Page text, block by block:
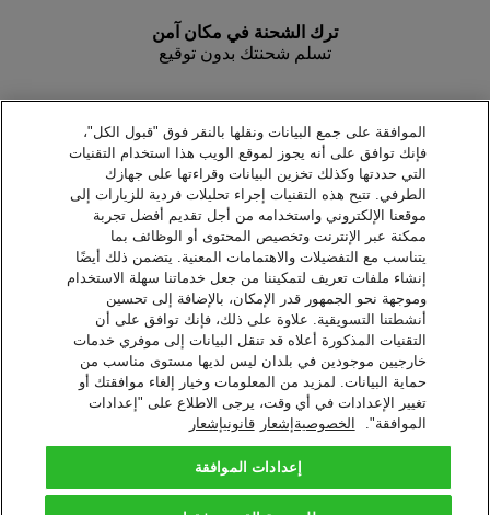
ترك الشحنة في مكان آمن
تسلم شحنتك بدون توقيع
ترك الشحنة من الجار أو الحارس
إترك شحنتك مع شخص معين
مركز خدمة دي إتش ال أو خزانة
إستلم شحنتك من أقرب مركز خدمة دي إتش ال أو خزانة
عنوان آخر
أرسل شحنتك لعنوان آخر جديد
حفظ للعطلة
سنحتفظ بشحنتك أثناء غيابك في عطلتك
يمكنك إدارة شحناتك مع خدمة التوصيل عند الطلب.
العودة إلى الأعلى
الموافقة على جمع البيانات ونقلها بالنقر فوق "قبول الكل"،
فإنك توافق على أنه يجوز لموقع الويب هذا استخدام التقنيات
التي حددتها وكذلك تخزين البيانات وقراءتها على جهازك
الطرفي. تتيح هذه التقنيات إجراء تحليلات فردية للزيارات إلى
موقعنا الإلكتروني واستخدامه من أجل تقديم أفضل تجربة
ممكنة عبر الإنترنت وتخصيص المحتوى أو الوظائف بما
يتناسب مع التفضيلات والاهتمامات المعنية. يتضمن ذلك أيضًا
إنشاء ملفات تعريف لتمكيننا من جعل خدماتنا سهلة الاستخدام
وموجهة نحو الجمهور قدر الإمكان، بالإضافة إلى تحسين
أنشطتنا التسويقية. علاوة على ذلك، فإنك توافق على أن
التقنيات المذكورة أعلاه قد تنقل البيانات إلى موفري خدمات
خارجيين موجودين في بلدان ليس لديها مستوى مناسب من
حماية البيانات. لمزيد من المعلومات وخيار إلغاء موافقتك أو
تغيير الإعدادات في أي وقت، يرجى الاطلاع على "إعدادات
الموافقة".
الخصوصيةإشعار قانونيإشعار
إعدادات الموافقة